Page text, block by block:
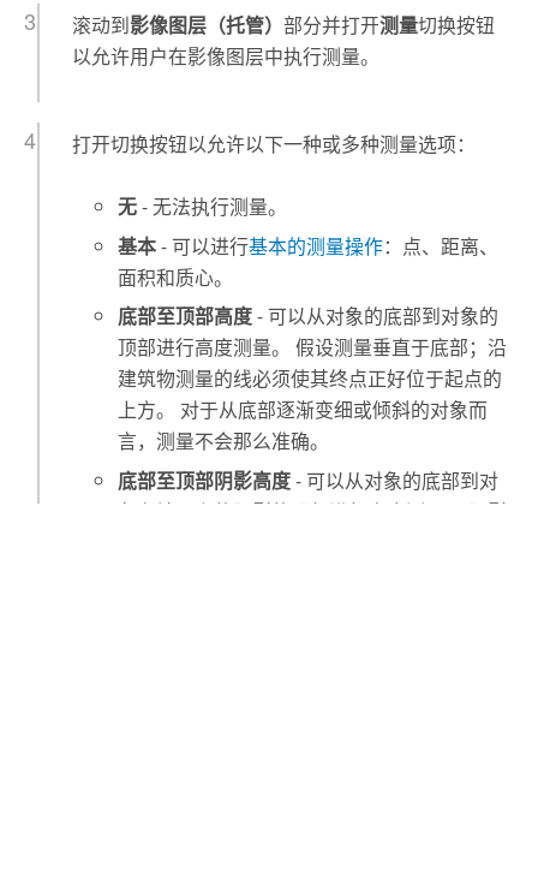
滚动到影像图层（托管） 部分并打开测量切换按钮
以允许用户在影像图层中执行测量。
打开切换按钮以允许以下一种或多种测量选项：
无- 无法执行测量。
基本- 可以进行基本的测量操作：点、距离、
面积和质心。
底部至顶部高度- 可以从对象的底部到对象的
顶部进行高度测量。 假设测量垂直于底部；沿
建筑物测量的线必须使其终点正好位于起点的
上方。 对于从底部逐渐变细或倾斜的对象而
言，测量不会那么准确。
底部至顶部阴影高度- 可以从对象的底部到对
象在地面上的阴影的顶部进行高度测量。 阴影